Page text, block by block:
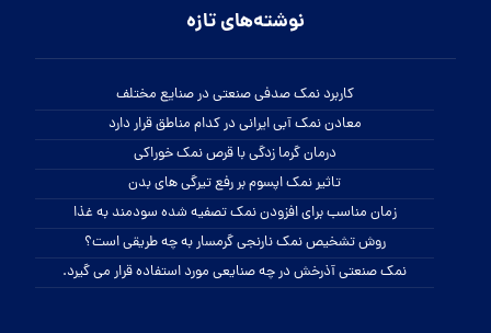
نوشته‌های تازه
کاربرد نمک صدفی صنعتی در صنایع مختلف
معادن نمک آبی ایرانی در کدام مناطق قرار دارد
درمان گرما زدگی با قرص نمک خوراکی
تاثیر نمک اپسوم بر رفع تیرگی های بدن
زمان مناسب برای افزودن نمک تصفیه شده سودمند به غذا
روش تشخیص نمک نارنجی گرمسار به چه طریقی است؟
نمک صنعتی آذرخش در چه صنایعی مورد استفاده قرار می گیرد.